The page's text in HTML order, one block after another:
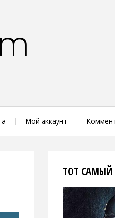
Мой аккаунт
ТОТ